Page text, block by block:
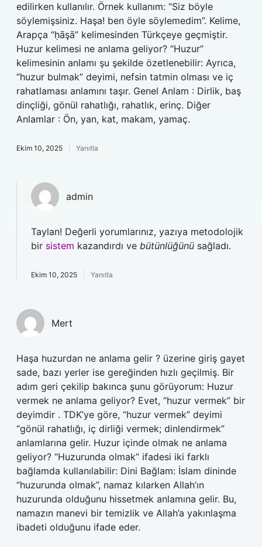
edilirken kullanılır. Örnek kullanım: “Siz böyle
söylemişsiniz. Haşa! ben öyle söylemedim”. Kelime,
Arapça “ḥāşā” kelimesinden Türkçeye geçmiştir.
Huzur kelimesi ne anlama geliyor? “Huzur”
kelimesinin anlamı şu şekilde özetlenebilir: Ayrıca,
“huzur bulmak” deyimi, nefsin tatmin olması ve iç
rahatlaması anlamını taşır. Genel Anlam : Dirlik, baş
dinçliği, gönül rahatlığı, rahatlık, erinç. Diğer
Anlamlar : Ön, yan, kat, makam, yamaç.
Ekim 10, 2025 Yanıtla
admin
Taylan! Değerli yorumlarınız, yazıya metodolojik
bir sistem kazandırdı ve bütünlüğünü sağladı.
Ekim 10, 2025 Yanıtla
Mert
Haşa huzurdan ne anlama gelir ? üzerine giriş gayet
sade, bazı yerler ise gereğinden hızlı geçilmiş. Bir
adım geri çekilip bakınca şunu görüyorum: Huzur
vermek ne anlama geliyor? Evet, “huzur vermek” bir
deyimdir . TDK’ye göre, “huzur vermek” deyimi
“gönül rahatlığı, iç dirliği vermek; dinlendirmek”
anlamlarına gelir. Huzur içinde olmak ne anlama
geliyor? “Huzurunda olmak” ifadesi iki farklı
bağlamda kullanılabilir: Dini Bağlam: İslam dininde
“huzurunda olmak”, namaz kılarken Allah’ın
huzurunda olduğunu hissetmek anlamına gelir. Bu,
namazın manevi bir temizlik ve Allah’a yakınlaşma
ibadeti olduğunu ifade eder.